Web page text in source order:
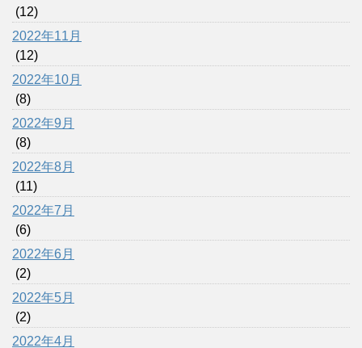
(12)
2022年11月
(12)
2022年10月
(8)
2022年9月
(8)
2022年8月
(11)
2022年7月
(6)
2022年6月
(2)
2022年5月
(2)
2022年4月